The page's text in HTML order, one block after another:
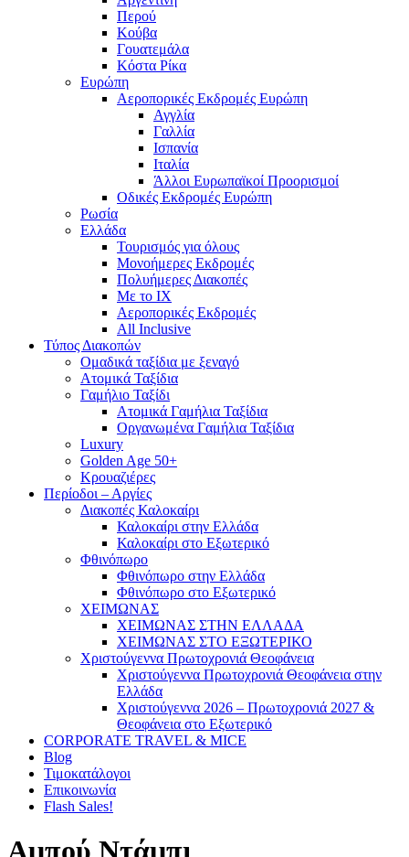
Περού
Κούβα
Γουατεμάλα
Κόστα Ρίκα
Ευρώπη
Αεροπορικές Εκδρομές Ευρώπη
Αγγλία
Γαλλία
Ισπανία
Ιταλία
Άλλοι Ευρωπαϊκοί Προορισμοί
Οδικές Εκδρομές Ευρώπη
Ρωσία
Ελλάδα
Τουρισμός για όλους
Mονοήμερες Εκδρομές
Πολυήμερες Διακοπές
Με το ΙΧ
Αεροπορικές Εκδρομές
All Inclusive
Τύπος Διακοπών
Ομαδικά ταξίδια με ξεναγό
Ατομικά Ταξίδια
Γαμήλιο Ταξίδι
Ατομικά Γαμήλια Ταξίδια
Οργανωμένα Γαμήλια Ταξίδια
Luxury
Golden Age 50+
Κρουαζιέρες
Περίοδοι – Αργίες
Διακοπές Καλοκαίρι
Καλοκαίρι στην Ελλάδα
Καλοκαίρι στο Εξωτερικό
Φθινόπωρο
Φθινόπωρο στην Ελλάδα
Φθινόπωρο στο Εξωτερικό
ΧΕΙΜΩΝΑΣ
ΧΕΙΜΩΝΑΣ ΣΤΗΝ ΕΛΛΑΔΑ
ΧΕΙΜΩΝΑΣ ΣΤΟ ΕΞΩΤΕΡΙΚΟ
Χριστούγεννα Πρωτοχρονιά Θεοφάνεια
Χριστούγεννα Πρωτοχρονιά Θεοφάνεια στην
Ελλάδα
Χριστούγεννα 2026 – Πρωτοχρονιά 2027 &
Θεοφάνεια στο Εξωτερικό
CORPORATE TRAVEL & MICE
Blog
Τιμοκατάλογοι
Επικοινωνία
Flash Sales!